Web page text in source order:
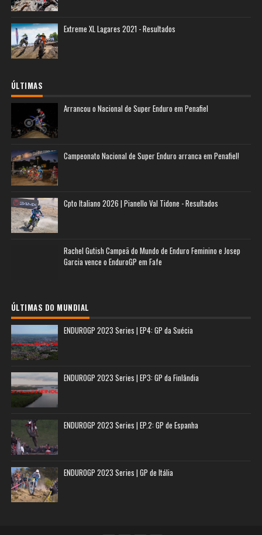
Extreme XL Lagares 2021 - Resultados
ÚLTIMAS
Arrancou o Nacional de Super Enduro em Penafiel
Campeonato Nacional de Super Enduro arranca em Penafiel!
Cpto Italiano 2026 | Pianello Val Tidone - Resultados
Rachel Gutish Campeã do Mundo de Enduro Feminino e Josep
Garcia vence o EnduroGP em Fafe
ÚLTIMAS DO MUNDIAL
ENDUROGP 2023 Series | EP4: GP da Suécia
ENDUROGP 2023 Series | EP3: GP da Finlândia
ENDUROGP 2023 Series | EP.2: GP de Espanha
ENDUROGP 2023 Series | GP de Itália